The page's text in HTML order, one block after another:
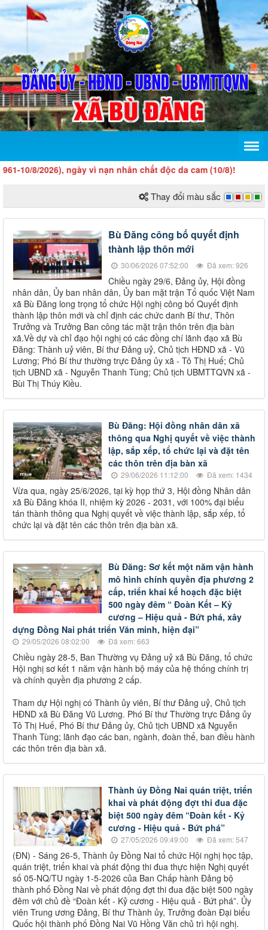
8/2026), ngày vì nạn nhân chất độc da cam (10/8)!
Thay đổi màu sắc
Bù Đăng công bố quyết định
thành lập thôn mới
30/06/2026 07:52:00 Đã xem: 926
Chiều ngày 29/6, Đảng ủy, Hội đồng
nhân dân, Ủy ban nhân dân, Ủy ban mặt trận Tổ quốc Việt Nam
xã Bù Đăng long trọng tổ chức Hội nghị công bố Quyết định
thành lập thôn mới và chỉ định các chức danh Bí thư, Thôn
Trưởng và Trưởng Ban công tác mặt trận thôn trên địa bàn
xã.Về dự và chỉ đạo hội nghị có các đồng chí lãnh đạo xã Bù
Đăng: Thành uỷ viên, Bí thư Đảng uỷ, Chủ tịch HĐND xã - Vũ
Lương; Phó Bí thư thường trực Đảng ủy xã - Tô Thị Huế; Chủ
tịch UBND xã - Nguyễn Thanh Tùng; Chủ tịch UBMTTQVN xã -
Bùi Thị Thúy Kiều.
Bù Đăng: Hội đồng nhân dân xã
thông qua Nghị quyết về việc thành
lập, sắp xếp, tổ chức lại và đặt tên
các thôn trên địa bàn xã
29/06/2026 11:12:00 Đã xem: 1434
Vừa qua, ngày 25/6/2026, tại kỳ họp thứ 3, Hội đồng Nhân dân
xã Bù Đăng khóa II, nhiệm kỳ 2026 - 2031, với 100% đại biểu
tán thành thông qua Nghị quyết về việc thành lập, sắp xếp, tổ
chức lại và đặt tên các thôn trên địa bàn xã.
Bù Đăng: Sơ kết một năm vận hành
mô hình chính quyền địa phương 2
cấp, triển khai kế hoạch đặc biệt
500 ngày đêm “ Đoàn Kết – Kỷ
cương – Hiệu quả - Bứt phá, xây
dựng Đồng Nai phát triển Văn minh, hiện đại”
29/05/2026 08:02:00 Đã xem: 663
Chiều ngày 28-5, Ban Thường vụ Đảng uỷ xã Bù Đăng, tổ chức
Hội nghị sơ kết 1 năm vận hành bộ máy của hệ thống chính trị
và chính quyền địa phương 2 cấp.
Tham dự Hội nghị có Thành ủy viên, Bí thư Đảng uỷ, Chủ tịch
HĐND xã Bù Đăng Vũ Lương. Phó Bí thư Thường trực Đảng ủy
Tô Thị Huế, Phó Bí thư Đảng ủy, Chủ tịch UBND xã Nguyễn
Thanh Tùng; lãnh đạo các ban, ngành, đoàn thể, ban điều hành
các thôn trên địa bàn xã.
Thành ủy Đồng Nai quán triệt, triển
khai và phát động đợt thi đua đặc
biệt 500 ngày đêm “Đoàn kết - Kỷ
cương - Hiệu quả - Bứt phá”
27/05/2026 09:49:00 Đã xem: 547
(ĐN) - Sáng 26-5, Thành ủy Đồng Nai tổ chức Hội nghị học tập,
quán triệt, triển khai và phát động thi đua thực hiện Nghị quyết
số 05-NQ/TU ngày 1-5-2026 của Ban Chấp hành Đảng bộ
thành phố Đồng Nai về phát động đợt thi đua đặc biệt 500 ngày
đêm với chủ đề “Đoàn kết - Kỷ cương - Hiệu quả - Bứt phá”. Ủy
viên Trung ương Đảng, Bí thư Thành ủy, Trưởng đoàn Đại biểu
Quốc hội thành phố Đồng Nai Vũ Hồng Văn chủ trì hội nghị.